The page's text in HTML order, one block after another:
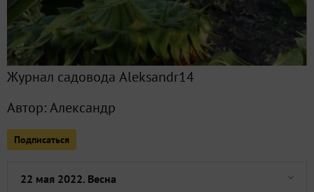
Журнал садовода Aleksandr14
Автор:Александр
Подписаться
Заморозки были две недели назад
Заморозки в мае
Стофунтовая тыква-2021. Хэлоуинка-2021. Грушенки
Одновременное цветение деревьев
Семена на проклёвывание. Третья декада мая
22 мая 2022. Весна